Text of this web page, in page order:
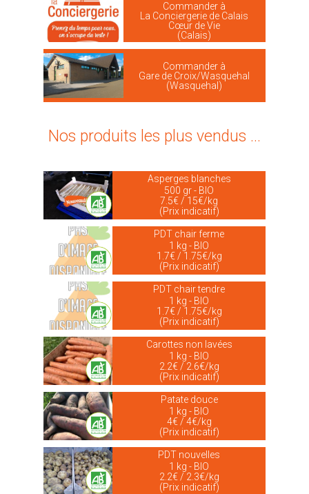
Commander à
La Conciergerie de Calais
Cœur de Vie
(Calais)
Commander à
Gare de Croix/Wasquehal
(Wasquehal)
Nos produits les plus vendus ...
Asperges blanches
500 gr - BIO
7.5€ / 15€/kg
(Prix indicatif)
PDT chair ferme
1 kg - BIO
1.7€ / 1.75€/kg
(Prix indicatif)
PDT chair tendre
1 kg - BIO
1.7€ / 1.75€/kg
(Prix indicatif)
Carottes non lavées
1 kg - BIO
2.2€ / 2.6€/kg
(Prix indicatif)
Patate douce
1 kg - BIO
4€ / 4€/kg
(Prix indicatif)
PDT nouvelles
1 kg - BIO
2.2€ / 2.3€/kg
(Prix indicatif)